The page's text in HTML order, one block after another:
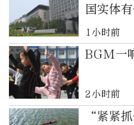
国实体有
1小时前
BGM一
2小时前
“紧紧